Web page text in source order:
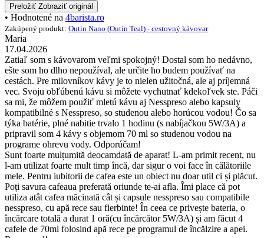
Preložiť Zobraziť originál
• Hodnotené na 4barista.ro
Zakúpený produkt: Outin Nano (Outin Teal) - cestovný kávovar
Maria
17.04.2026
Zatiaľ som s kávovarom veľmi spokojný! Dostal som ho nedávno,
ešte som ho dlho nepoužíval, ale určite ho budem používať na
cestách. Pre milovníkov kávy je to nielen užitočná, ale aj príjemná
vec. Svoju obľúbenú kávu si môžete vychutnať kdekoľvek ste. Páči
sa mi, že môžem použiť mletú kávu aj Nesspreso alebo kapsuly
kompatibilné s Nesspreso, so studenou alebo horúcou vodou! Čo sa
týka batérie, plné nabitie trvalo 1 hodinu (s nabíjačkou 5W/3A) a
pripravil som 4 kávy s objemom 70 ml so studenou vodou na
programe ohrevu vody. Odporúčam!
Sunt foarte mulțumită deocamdată de aparat! L-am primit recent, nu
l-am utilizat foarte mult timp încă, dar sigur o voi face în călătoriile
mele. Pentru iubitorii de cafea este un obiect nu doar util ci și plăcut.
Poți savura cafeaua preferată oriunde te-ai afla. Îmi place că pot
utiliza atât cafea măcinată cât și capsule nesspreso sau compatibile
nesspreso, cu apă rece sau fierbinte! În ceea ce privește bateria, o
încărcare totală a durat 1 oră(cu încărcător 5W/3A) și am făcut 4
cafele de 70ml folosind apă rece pe programul de încălzire a apei.